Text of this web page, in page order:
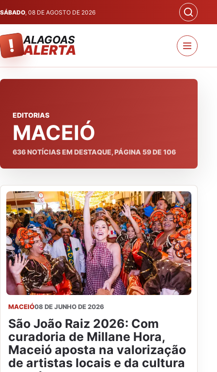
SÁBADO, 08 DE AGOSTO DE 2026
! ALAGOAS
ALERTA
EDITORIAS
MACEIÓ
636NOTÍCIAS EM DESTAQUE, PÁGINA 59DE 106
MACEIÓ08 DE JUNHO DE 2026
São João Raiz 2026: Com
curadoria de Millane Hora,
Maceió aposta na valorização
de artistas locais e da cultura